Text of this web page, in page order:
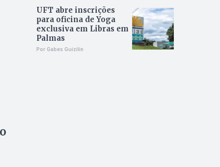
UFT abre inscrições
para oficina de Yoga
exclusiva em Libras em
Palmas
Por Gabes Guizilin